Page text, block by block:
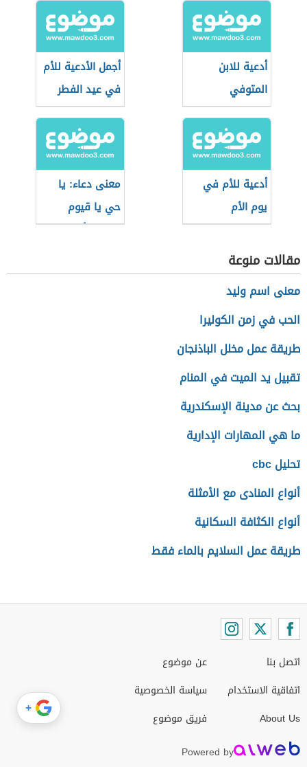
أدعية للابن
المتوفي
أجمل الأدعية للأم
في عيد الفطر
أدعية للأم في
يوم الأم
معنى دعاء: يا
حي يا قيوم
برحمتك أستغيث
مقالات منوعة
معنى اسم وليد
الحب في زمن الكوليرا
طريقة عمل مخلل الباذنجان
تقبيل يد الميت في المنام
بحث عن مدينة الإسكندرية
ما هي المهارات الإدارية
تحليل cbc
أنواع المنادى مع الأمثلة
أنواع الكثافة السكانية
طريقة عمل السلايم بالماء فقط
اتصل بنا
اتفاقية الاستخدام
About Us
عن موضوع
سياسة الخصوصية
فريق موضوع
Powered by
+